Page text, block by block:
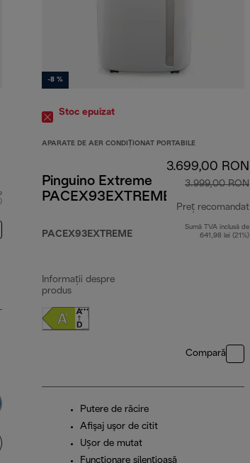
inițial 279,99 RON
-8 %
Stoc epuizat
APARATE DE AER CONDIȚIONAT PORTABILE
Pinguino Extreme
PACEX93EXTREME
PACEX93EXTREME
3.699,00 RON
3.999,00 RON
Preț recomandat
Sumă TVA inclusă de
641,98 lei (21%)
Informații despre
produs
Compară
Putere de răcire
Afişaj uşor de citit
Ușor de mutat
Funcţionare silenţioasă